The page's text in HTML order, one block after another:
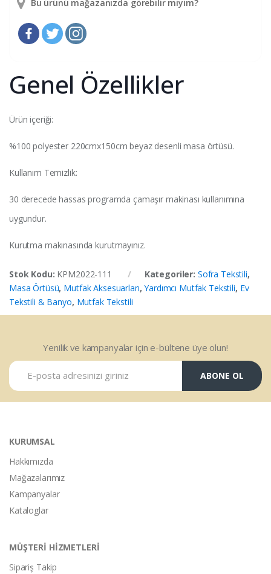
Bu ürünü mağazanızda görebilir miyim?
Genel Özellikler
Ürün içeriği:
%100 polyester 220cmx150cm beyaz desenli masa örtüsü.
Kullanım Temizlik:
30 derecede hassas programda çamaşır makinası kullanımına
uygundur.
Kurutma makınasında kurutmayınız.
Stok Kodu: KPM2022-111 Kategoriler: Sofra Tekstili,
Masa Örtüsü, Mutfak Aksesuarları,Yardımcı Mutfak Tekstili, Ev
Tekstili & Banyo, Mutfak Tekstili
Yenilik ve kampanyalar için e-bültene üye olun!
ABONE OL
KURUMSAL
Hakkımızda
Mağazalarımız
Kampanyalar
Kataloglar
MÜŞTERİ HİZMETLERİ
Sipariş Takip